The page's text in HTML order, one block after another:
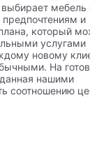
мебель
и
который
услугами
новому
На
нашими
соотношению